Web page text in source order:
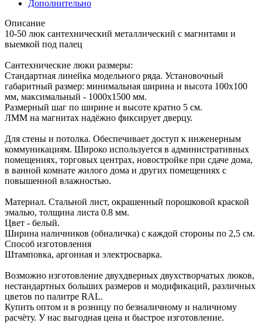
Дополнительно
Описание
10-50 люк сантехнический металлический с магнитами и
выемкой под палец
Сантехнические люки размеры:
Стандартная линейка модельного ряда. Установочный
габаритный размер: минимальная ширина и высота 100x100
мм, максимальный - 1000x1500 мм.
Размерный шаг по ширине и высоте кратно 5 см.
ЛММ на магнитах надёжно фиксирует дверцу.
Для стены и потолка. Обеспечивает доступ к инженерным
коммуникациям. Широко используется в административных
помещениях, торговых центрах, новостройке при сдаче дома,
в ванной комнате жилого дома и других помещениях с
повышенной влажностью.
Материал. Стальной лист, окрашенный порошковой краской
эмалью, толщина листа 0.8 мм.
Цвет - белый.
Ширина наличников (обналичка) с каждой стороны по 2,5 см.
Способ изготовления
Штамповка, аргонная и электросварка.
Возможно изготовление двухдверных двухстворчатых люков,
нестандартных больших размеров и модификаций, различных
цветов по палитре RAL.
Купить оптом и в розницу по безналичному и наличному
расчёту. У нас выгодная цена и быстрое изготовление.